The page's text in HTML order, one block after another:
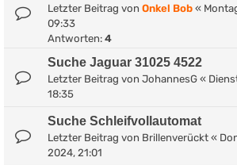
Letzter Beitrag von Onkel Bob «
09:33
Antworten: 4
Suche Jaguar 31025 4522
Letzter Beitrag von JohannesG «
18:35
Suche Schleifvollautomat
Letzter Beitrag von Brillenverückt «
2024, 21:01